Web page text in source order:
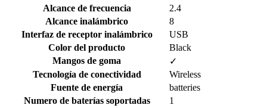
Alcance de frecuencia
2.4
Alcance inalámbrico
8
Interfaz de receptor inalámbrico
USB
Color del producto
Black
Mangos de goma
✓
Tecnología de conectividad
Wireless
Fuente de energía
batteries
Numero de baterías soportadas
1